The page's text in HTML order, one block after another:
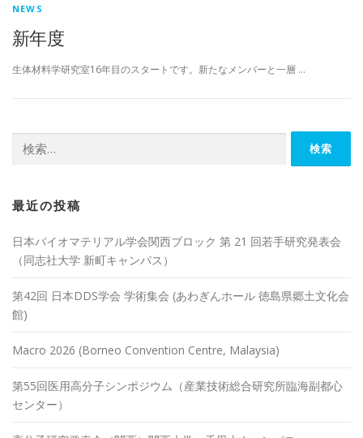
NEWS
新年度
生体材料学研究室16年目のスタートです。新たなメンバーと一層 …
索:
最近の投稿
日本バイオマテリアル学会関西ブロック 第 21 回若手研究発表会
（同志社大学 新町キャンパス）
第42回 日本DDS学会 学術集会 (あわぎんホール 徳島県郷土文化会
館)
Macro 2026 (Borneo Convention Centre, Malaysia)
第55回医用高分子シンポジウム（産業技術総合研究所臨海副都心
センター）